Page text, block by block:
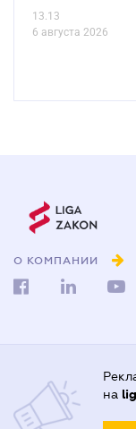
13.13
6 августа 2026
О КОМПАНИИ
на